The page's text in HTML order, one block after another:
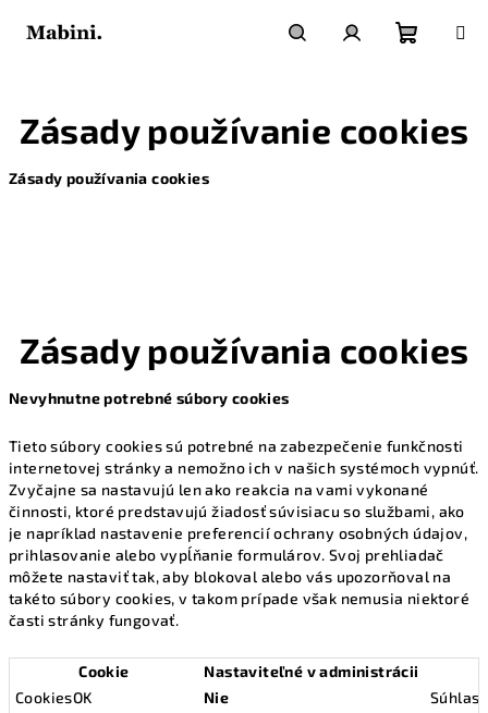
košík
Zásady používanie cookies
Zásady používania cookies
Zásady používania cookies
Nevyhnutne potrebné súbory cookies
Tieto súbory cookies sú potrebné na zabezpečenie funkčnosti
internetovej stránky a nemožno ich v našich systémoch vypnúť.
Zvyčajne sa nastavujú len ako reakcia na vami vykonané
činnosti, ktoré predstavujú žiadosť súvisiacu so službami, ako
je napríklad nastavenie preferencií ochrany osobných údajov,
prihlasovanie alebo vypĺňanie formulárov. Svoj prehliadač
môžete nastaviť tak, aby blokoval alebo vás upozorňoval na
takéto súbory cookies, v takom prípade však nemusia niektoré
časti stránky fungovať.
Cookie
Nastaviteľné v administrácii
CookiesOK
Nie
Súhlas